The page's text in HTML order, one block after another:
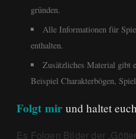
gründen.
Alle Informationen für
enthalten.
Zusätzliches Material gibt
Beispiel Charakterbögen,
Folgt mir und haltet
Es Folgen Bilder der